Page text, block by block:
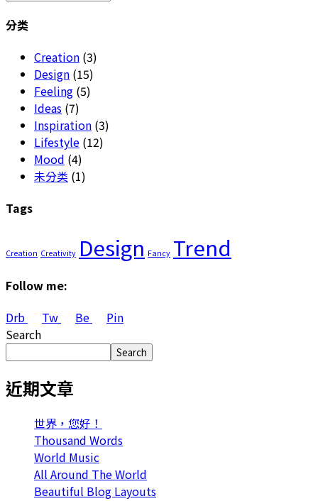
分类
Creation (3)
Design (15)
Feeling (5)
Ideas (7)
Inspiration (3)
Lifestyle (12)
Mood (4)
未分类 (1)
Tags
Creation Creativity Design Fancy Trend
Follow me:
Drb
Tw Be
Pin
Search
Search
近期文章
世界，您好！
Thousand Words
World Music
All Around The World
Beautiful Blog Layouts